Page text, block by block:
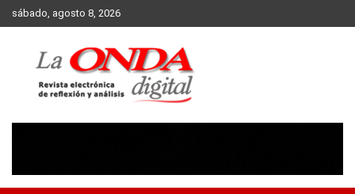
Skip
to
sábado, agosto 8, 2026